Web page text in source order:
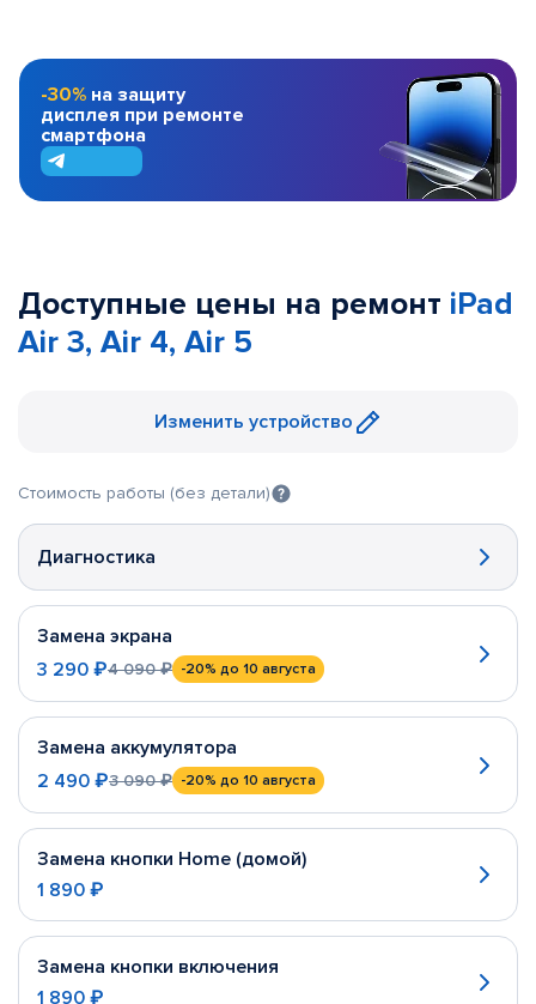
-30% на защиту
дисплея при ремонте
смартфона
Доступные цены на ремонт iPad
Air 3, Air 4, Air 5
Изменить устройство
Стоимость работы (без детали)
Диагностика
Замена экрана
3 290 ₽4 090 ₽ -20% до 10 августа
Замена аккумулятора
2 490 ₽3 090 ₽ -20% до 10 августа
Замена кнопки Home (домой)
1 890 ₽
Замена кнопки включения
1 890 ₽